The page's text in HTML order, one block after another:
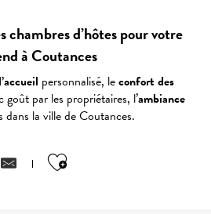
d’hôtes pour votre
à Coutances
personnalisé, leconfort des
goût par les propriétaires, l’ambiance
dans la ville de Coutances.
Ajouter aux